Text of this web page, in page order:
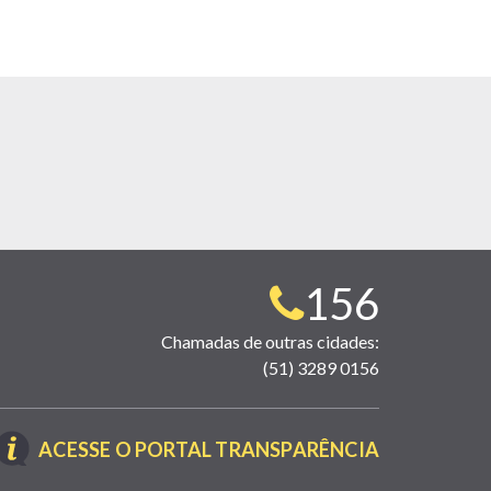
Telefone
para
contato:
156
Chamadas de outras cidades:
(51) 3289 0156
ACESSE O PORTAL TRANSPARÊNCIA(LINK